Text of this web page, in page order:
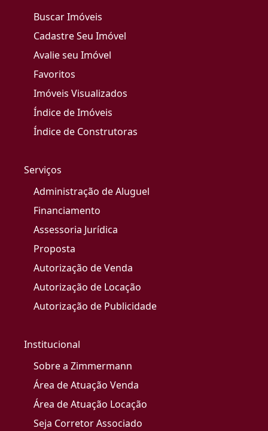
Buscar Imóveis
Cadastre Seu Imóvel
Avalie seu Imóvel
Favoritos
Imóveis Visualizados
Índice de Imóveis
Índice de Construtoras
Serviços
Administração de Aluguel
Financiamento
Assessoria Jurídica
Proposta
Autorização de Venda
Autorização de Locação
Autorização de Publicidade
Institucional
Sobre a Zimmermann
Área de Atuação Venda
Área de Atuação Locação
Seja Corretor Associado